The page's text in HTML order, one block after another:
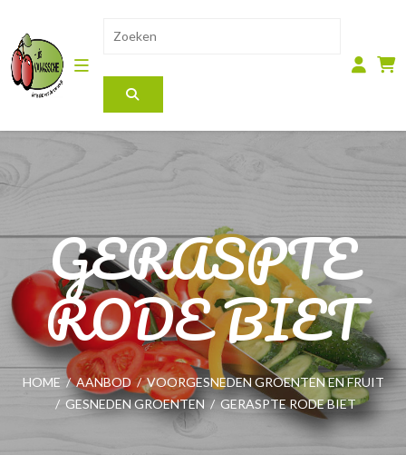
GERASPTE
RODE BIET
HOME / AANBOD / VOORGESNEDEN GROENTEN EN FRUIT
/ GESNEDEN GROENTEN / GERASPTE RODE BIET